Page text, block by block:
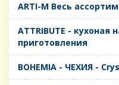
ARTI-M Весь
ATTRIBUTE - кухоная
приготовления
BOHEMIA - ЧЕХИЯ -